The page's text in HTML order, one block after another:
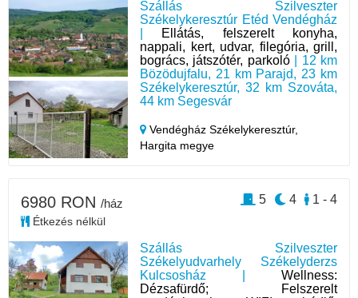
Szállás Szilveszter
Székelykeresztúr Etéd Vendégház
Ellátás, felszerelt konyha,
nappali, kert, udvar, filegória, grill,
bogrács, játszótér, parkoló| 12 km
Bözödujfalu, 21 km Parajd, 23 km
Székelykeresztúr, 32 km Szováta,
44 km Segesvár
Vendégház Székelykeresztúr,
Hargita megye
Szállás Szilveszter
Székelyudvarhely Székelyderzs
Kulcsosház | Wellness:
Dézsafürdő; Felszerelt
6980 RON /ház
Étkezés nélkül
1 - 4
4
5